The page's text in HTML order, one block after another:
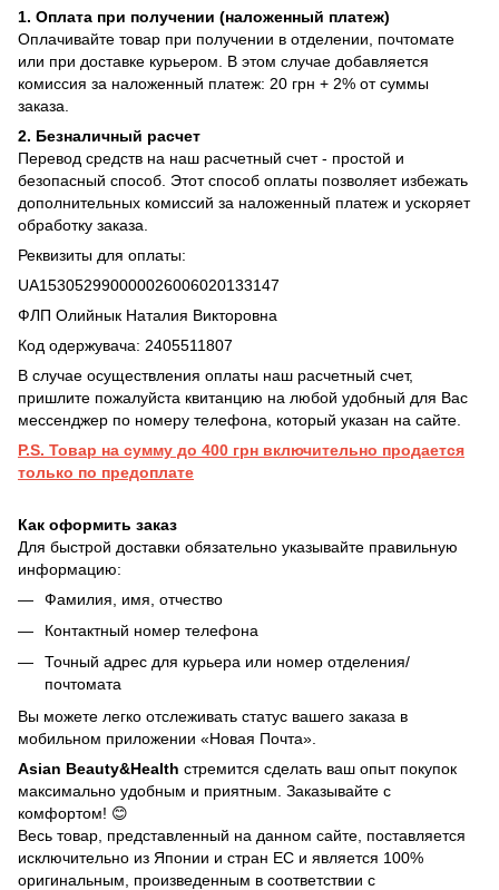
1. Оплата при получении (наложенный платеж)
Оплачивайте товар при получении в отделении, почтомате
или при доставке курьером. В этом случае добавляется
комиссия за наложенный платеж: 20 грн + 2% от суммы
заказа.
2. Безналичный расчет
Перевод средств на наш расчетный счет - простой и
безопасный способ. Этот способ оплаты позволяет избежать
дополнительных комиссий за наложенный платеж и ускоряет
обработку заказа.
Реквизиты для оплаты:
UA153052990000026006020133147
ФЛП Олийнык Наталия Викторовна
Код одержувача: 2405511807
В случае осуществления оплаты наш расчетный счет,
пришлите пожалуйста квитанцию на любой удобный для Вас
мессенджер по номеру телефона, который указан на сайте.
P.S. Товар на сумму до 400 грн включительно продается
только по предоплате
Как оформить заказ
Для быстрой доставки обязательно указывайте правильную
информацию:
Фамилия, имя, отчество
Контактный номер телефона
Точный адрес для курьера или номер отделения/
почтомата
Вы можете легко отслеживать статус вашего заказа в
мобильном приложении «Новая Почта».
Asian Beauty&Health стремится сделать ваш опыт покупок
максимально удобным и приятным. Заказывайте с
комфортом! 😊
Весь товар, представленный на данном сайте, поставляется
исключительно из Японии и стран ЕС и является 100%
оригинальным, произведенным в соответствии с